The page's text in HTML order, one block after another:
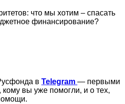
что мы хотим – спасать
финансирование?
в Telegram — первыми
кому вы уже помогли, и о тех,